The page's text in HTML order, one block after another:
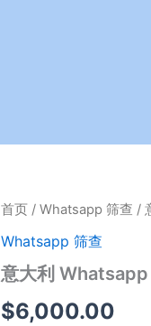
首页 / Whatsapp 筛查 /
Whatsapp 筛查
意大利
$6,000.00
意
利
Whatsapp
筛
300